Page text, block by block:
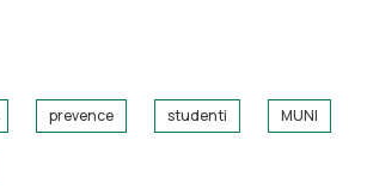
prevence studenti MUNI